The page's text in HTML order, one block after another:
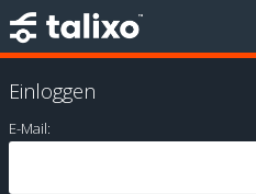
Einloggen
E-Mail: